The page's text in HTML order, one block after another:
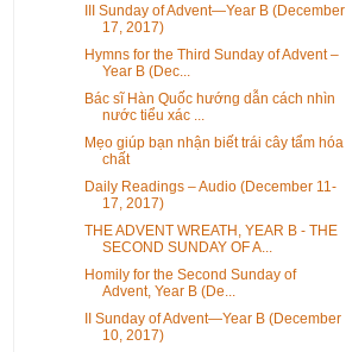
III Sunday of Advent—Year B (December
17, 2017)
Hymns for the Third Sunday of Advent –
Year B (Dec...
Bác sĩ Hàn Quốc hướng dẫn cách nhìn
nước tiểu xác ...
Mẹo giúp bạn nhận biết trái cây tẩm hóa
chất
Daily Readings – Audio (December 11-
17, 2017)
THE ADVENT WREATH, YEAR B - THE
SECOND SUNDAY OF A...
Homily for the Second Sunday of
Advent, Year B (De...
II Sunday of Advent—Year B (December
10, 2017)